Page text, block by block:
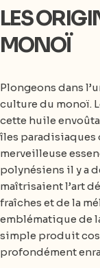
LES
MONOÏ
Plongeons dans
culture du monoï.
cette huile
îles paradisiaques
merveilleuse
polynésiens il y a
maîtrisaient l’art
fraîches et de la
emblématique de
simple produit
profondément